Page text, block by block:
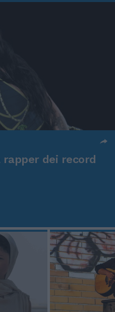
rapper dei record